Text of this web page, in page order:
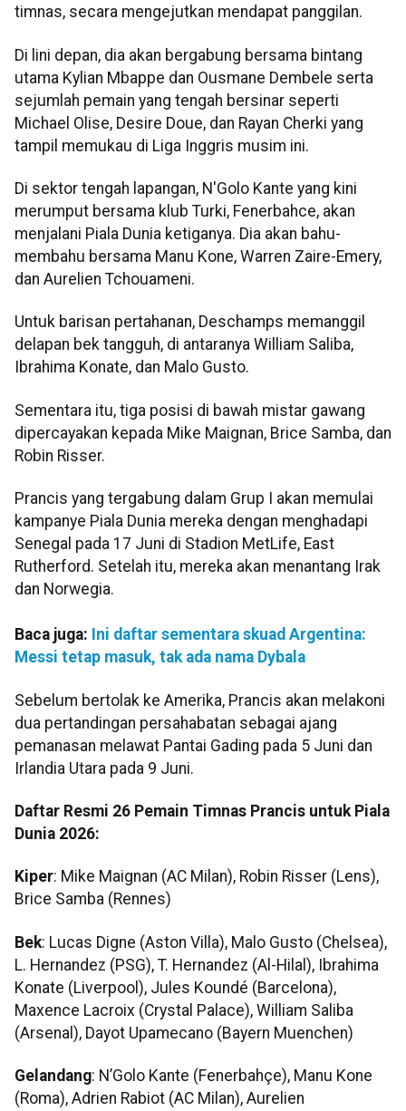
timnas, secara mengejutkan mendapat panggilan.
Di lini depan, dia akan bergabung bersama bintang
utama Kylian Mbappe dan Ousmane Dembele serta
sejumlah pemain yang tengah bersinar seperti
Michael Olise, Desire Doue, dan Rayan Cherki yang
tampil memukau di Liga Inggris musim ini.
Di sektor tengah lapangan, N'Golo Kante yang kini
merumput bersama klub Turki, Fenerbahce, akan
menjalani Piala Dunia ketiganya. Dia akan bahu-
membahu bersama Manu Kone, Warren Zaire-Emery,
dan Aurelien Tchouameni.
Untuk barisan pertahanan, Deschamps memanggil
delapan bek tangguh, di antaranya William Saliba,
Ibrahima Konate, dan Malo Gusto.
Sementara itu, tiga posisi di bawah mistar gawang
dipercayakan kepada Mike Maignan, Brice Samba, dan
Robin Risser.
Prancis yang tergabung dalam Grup I akan memulai
kampanye Piala Dunia mereka dengan menghadapi
Senegal pada 17 Juni di Stadion MetLife, East
Rutherford. Setelah itu, mereka akan menantang Irak
dan Norwegia.
Baca juga: Ini daftar sementara skuad Argentina:
Messi tetap masuk, tak ada nama Dybala
Sebelum bertolak ke Amerika, Prancis akan melakoni
dua pertandingan persahabatan sebagai ajang
pemanasan melawat Pantai Gading pada 5 Juni dan
Irlandia Utara pada 9 Juni.
Daftar Resmi 26 Pemain Timnas Prancis untuk Piala
Dunia 2026:
Kiper: Mike Maignan (AC Milan), Robin Risser (Lens),
Brice Samba (Rennes)
Bek: Lucas Digne (Aston Villa), Malo Gusto (Chelsea),
L. Hernandez (PSG), T. Hernandez (Al-Hilal), Ibrahima
Konate (Liverpool), Jules Koundé (Barcelona),
Maxence Lacroix (Crystal Palace), William Saliba
(Arsenal), Dayot Upamecano (Bayern Muenchen)
Gelandang: N’Golo Kante (Fenerbahçe), Manu Kone
(Roma), Adrien Rabiot (AC Milan), Aurelien